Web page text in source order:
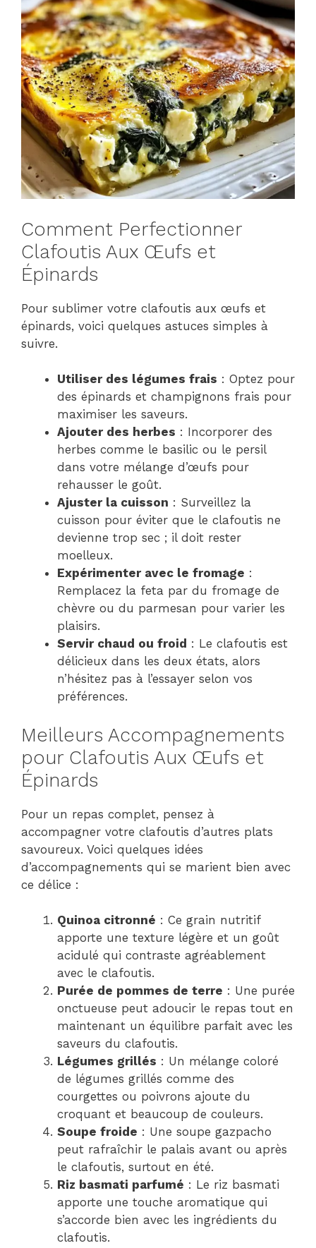
Comment Perfectionner
Clafoutis Aux Œufs et
Épinards
Pour sublimer votre clafoutis aux œufs et
épinards, voici quelques astuces simples à
suivre.
Utiliser des légumes frais : Optez pour
des épinards et champignons frais pour
maximiser les saveurs.
Ajouter des herbes : Incorporer des
herbes comme le basilic ou le persil
dans votre mélange d’œufs pour
rehausser le goût.
Ajuster la cuisson : Surveillez la
cuisson pour éviter que le clafoutis ne
devienne trop sec ; il doit rester
moelleux.
Expérimenter avec le fromage :
Remplacez la feta par du fromage de
chèvre ou du parmesan pour varier les
plaisirs.
Servir chaud ou froid : Le clafoutis est
délicieux dans les deux états, alors
n’hésitez pas à l’essayer selon vos
préférences.
Meilleurs Accompagnements
pour Clafoutis Aux Œufs et
Épinards
Pour un repas complet, pensez à
accompagner votre clafoutis d’autres plats
savoureux. Voici quelques idées
d’accompagnements qui se marient bien avec
ce délice :
Quinoa citronné : Ce grain nutritif
apporte une texture légère et un goût
acidulé qui contraste agréablement
avec le clafoutis.
Purée de pommes de terre : Une purée
onctueuse peut adoucir le repas tout en
maintenant un équilibre parfait avec les
saveurs du clafoutis.
Légumes grillés : Un mélange coloré
de légumes grillés comme des
courgettes ou poivrons ajoute du
croquant et beaucoup de couleurs.
Soupe froide : Une soupe gazpacho
peut rafraîchir le palais avant ou après
le clafoutis, surtout en été.
Riz basmati parfumé : Le riz basmati
apporte une touche aromatique qui
s’accorde bien avec les ingrédients du
clafoutis.